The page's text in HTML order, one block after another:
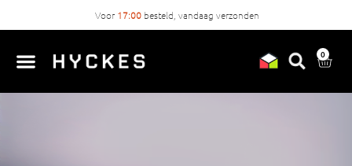
Voor 17:00besteld, vandaag verzonden
0